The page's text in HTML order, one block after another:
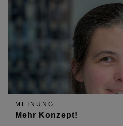
MEINUNG
Mehr Konzept!